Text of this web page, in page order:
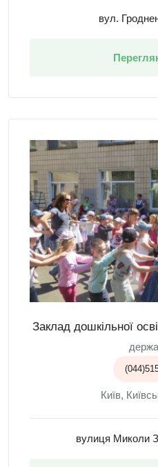
вул.
Заклад дошкільної
Київ,
вулиця Миколи